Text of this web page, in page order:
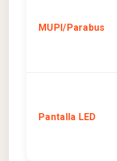
MUPI/Parabus
Pantalla LED